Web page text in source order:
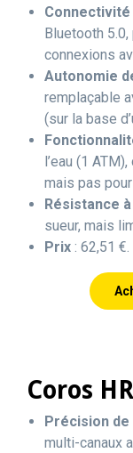
Connectivité
Bluetooth
connexions
Autonomie
remplaçable
(sur la base
l’eau (1
mais pas
Résistance
sueur, mais
Prix : 62,51 €.
Coros
Précision de
multi-canaux